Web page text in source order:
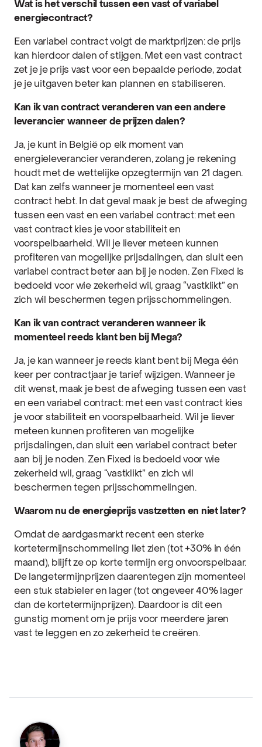
Wat is het verschil tussen een vast of variabel
energiecontract?
Een variabel contract volgt de marktprijzen: de prijs
kan hierdoor dalen of stijgen. Met een vast contract
zet je je prijs vast voor een bepaalde periode, zodat
je je uitgaven beter kan plannen en stabiliseren.
Kan ik van contract veranderen van een andere
leverancier wanneer de prijzen dalen?
Ja, je kunt in België op elk moment van
energieleverancier veranderen, zolang je rekening
houdt met de wettelijke opzegtermijn van 21 dagen.
Dat kan zelfs wanneer je momenteel een vast
contract hebt. In dat geval maak je best de afweging
tussen een vast en een variabel contract: met een
vast contract kies je voor stabiliteit en
voorspelbaarheid. Wil je liever meteen kunnen
profiteren van mogelijke prijsdalingen, dan sluit een
variabel contract beter aan bij je noden. Zen Fixed is
bedoeld voor wie zekerheid wil, graag “vastklikt” en
zich wil beschermen tegen prijsschommelingen.
Kan ik van contract veranderen wanneer ik
momenteel reeds klant ben bij Mega?
Ja, je kan wanneer je reeds klant bent bij Mega één
keer per contractjaar je tarief wijzigen. Wanneer je
dit wenst, maak je best de afweging tussen een vast
en een variabel contract: met een vast contract kies
je voor stabiliteit en voorspelbaarheid. Wil je liever
meteen kunnen profiteren van mogelijke
prijsdalingen, dan sluit een variabel contract beter
aan bij je noden. Zen Fixed is bedoeld voor wie
zekerheid wil, graag “vastklikt” en zich wil
beschermen tegen prijsschommelingen.
Waarom nu de energieprijs vastzetten en niet later?
Omdat de aardgasmarkt recent een sterke
kortetermijnschommeling liet zien (tot +30% in één
maand), blijft ze op korte termijn erg onvoorspelbaar.
De langetermijnprijzen daarentegen zijn momenteel
een stuk stabieler en lager (tot ongeveer 40% lager
dan de kortetermijnprijzen). Daardoor is dit een
gunstig moment om je prijs voor meerdere jaren
vast te leggen en zo zekerheid te creëren.